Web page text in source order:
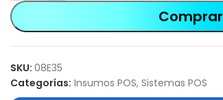
Comprar
SKU: 08E35
Categorías: Insumos POS, Sistemas POS